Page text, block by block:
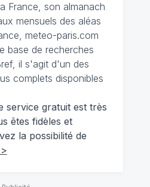
France, son almanach
mensuels des aléas
meteo-paris.com
base de recherches
il s'agit d'un des
complets disponibles
service gratuit est très
êtes fidèles et
la possibilité de